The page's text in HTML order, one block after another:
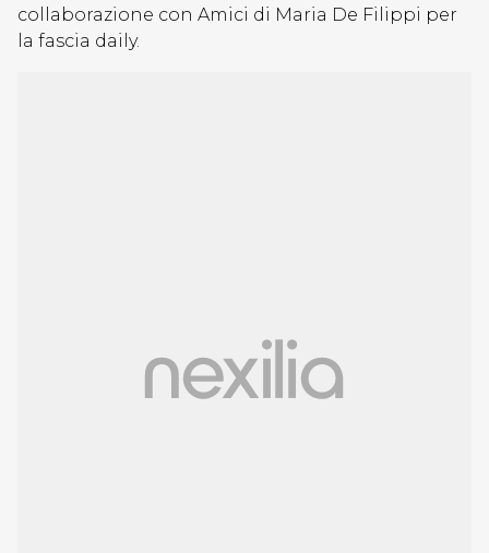
collaborazione con Amici di Maria De Filippi per
la fascia daily.